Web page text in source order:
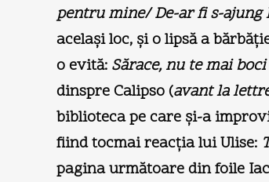
pentru mine/ De-ar fi s-ajung
acelaşi loc, şi o lipsă a
o evită: Sărace, nu te mai
dinspre Calipso (avant la
biblioteca pe care şi-a
fiind tocmai reacţia lui Ulise:
pagina următoare din foile